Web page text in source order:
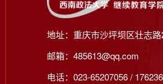
地址：重庆市沙坪坝区壮志
邮箱：485613@qq.com
电话：023-65207056 /